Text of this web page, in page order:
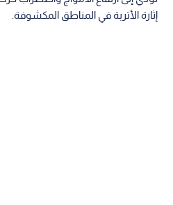
إثارة الأتربة في المناطق المكشوفة.